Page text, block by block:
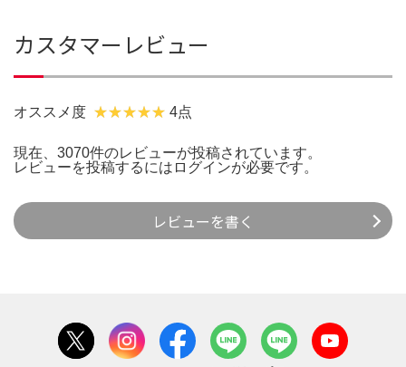
カスタマーレビュー
オススメ度 4点
現在、3070件のレビューが投稿されています。
レビューを投稿するには ログインが必要です。
レビューを書く